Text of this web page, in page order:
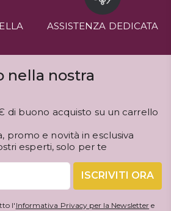
ASSISTENZA DEDICATA
nella nostra
di buono acquisto su un carrello
promo e novità in esclusiva
esperti, solo per te
ISCRIVITI ORA
l' Informativa Privacy per la Newsletter e